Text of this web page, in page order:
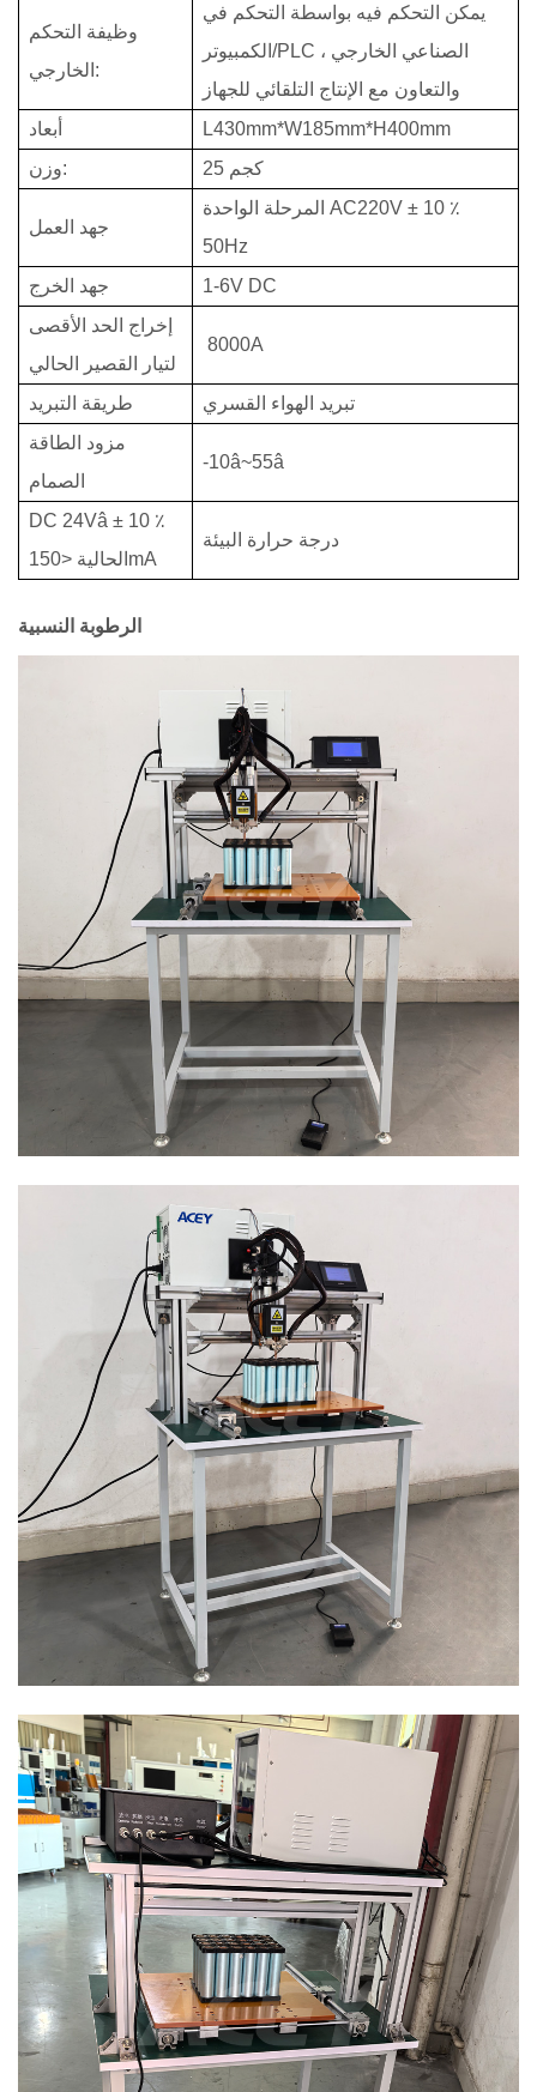
وظيفة التحكم
الخارجي:
يمكن التحكم فيه بواسطة التحكم في
الكمبيوتر/PLC الصناعي الخارجي ،
والتعاون مع الإنتاج التلقائي للجهاز
أبعاد
L430mm*W185mm*H400mm
وزن:
25 كجم
جهد العمل
المرحلة الواحدة AC220V ± 10 ٪
50Hz
جهد الخرج
1-6V DC
إخراج الحد الأقصى
لتيار القصير الحالي
8000A
طريقة التبريد
تبريد الهواء القسري
مزود الطاقة
الصمام
-10â~55â
DC 24Vâ ± 10 ٪
الحالية <150mA
درجة حرارة البيئة
الرطوبة النسبية